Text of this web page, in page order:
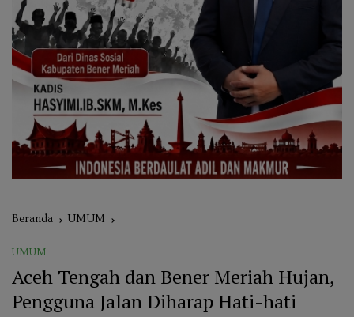
Beranda UMUM
UMUM
Aceh Tengah dan Bener Meriah Hujan,
Pengguna Jalan Diharap Hati-hati